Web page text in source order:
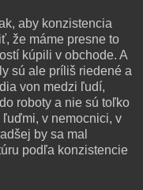
aby konzistencia
že máme presne to
kúpili v obchode. A
sú ale príliš riedené a
von medzi ľudí,
roboty a nie sú toľko
v nemocnici, v
by sa mal
podľa konzistencie